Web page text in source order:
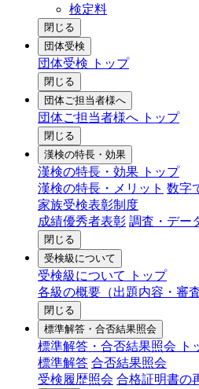
検定料
閉じる
団体受検
団体受検 トップ
閉じる
団体ご担当者様へ
団体ご担当者様へ トップ
閉じる
漢検の特長・効果
漢検の特長・効果 トップ
漢検の特長・メリット 数字
家族受検表彰制度
成績優秀者表彰 調査・デー
閉じる
受検級について
受検級について トップ
各級の概要（出題内容・審
閉じる
標準解答・合否結果照会
標準解答・合否結果照会 ト
標準解答 合否結果照会
受検履歴照会 合格証明書の